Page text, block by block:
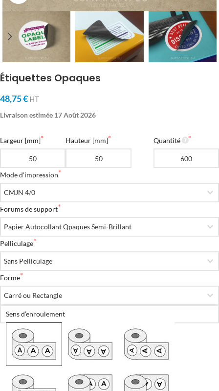
Étiquettes Opaques
48,75 € HT
Livraison estimée 17 Août 2026
Largeur [mm] Hauteur [mm] Quantité
Mode d'impression
Forums de support
Pelliculage
Forme
Sens d’enroulement